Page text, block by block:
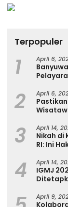
Terpopuler
1 April 6,
2 April 6,
3 April 14,
Nikah di
RI: Ini
4 April 14,
IGMJ
April 9,